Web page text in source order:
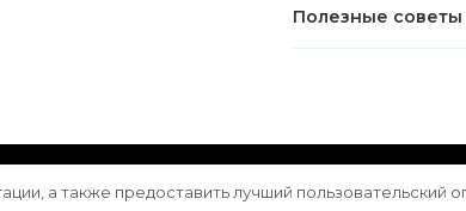
Полезные советы
WordPress
а также предоставить лучший пользовательский